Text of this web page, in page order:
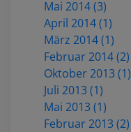
Mai 2014 (3)
April 2014 (1)
März 2014 (1)
Februar 2014 (2)
Oktober 2013 (1)
Juli 2013 (1)
Mai 2013 (1)
Februar 2013 (2)